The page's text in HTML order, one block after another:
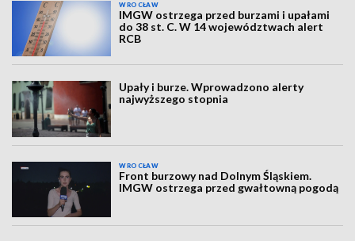
WROCŁAW
IMGW ostrzega przed burzami i upałami
do 38 st. C. W 14 województwach alert
RCB
Upały i burze. Wprowadzono alerty
najwyższego stopnia
WROCŁAW
Front burzowy nad Dolnym Śląskiem.
IMGW ostrzega przed gwałtowną pogodą